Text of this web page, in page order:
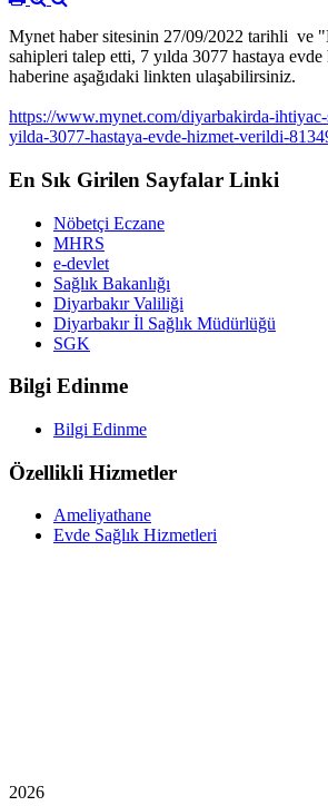
Mynet haber sitesinin 27/09/2022 tarihli ve
sahipleri talep etti, 7 yılda 3077 hastaya
haberine aşağıdaki linkten ulaşabilirsiniz.
https://www.mynet.com/diyarbakirda-
yilda-3077-hastaya-evde-hizmet-verildi-
En Sık Girilen Sayfalar Linki
Nöbetçi Eczane
MHRS
e-devlet
Sağlık Bakanlığı
Diyarbakır Valiliği
Diyarbakır İl Sağlık Müdürlüğü
SGK
Bilgi Edinme
Bilgi Edinme
Özellikli Hizmetler
Ameliyathane
Evde Sağlık Hizmetleri
2026